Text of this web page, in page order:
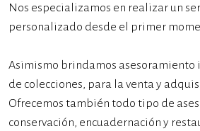
Nos especializamos en realizar un
personalizado desde el primer
Asimismo brindamos
de colecciones, para la venta y
Ofrecemos también todo tipo de
conservación, encuadernación y